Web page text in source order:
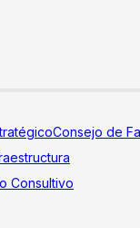
Consejo de
Consultivo